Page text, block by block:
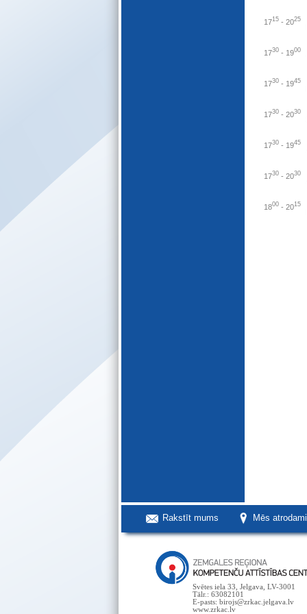
1715 - 2025
1730 - 1900
1730 - 1945
1730 - 2030
1730 - 1945
1730 - 2030
1800 - 2015
Rakstīt mums Mēs
Svētes iela 33, Jelgava, LV-3001
Tālr.: 63082101
E-pasts: birojs@zrkac.jelgava.lv
www.zrkac.lv